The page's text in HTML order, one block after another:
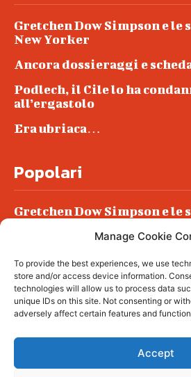
Manage Cookie
To provide the best experiences, we use
store and/or access device information.
technologies will allow us to process data
unique IDs on this site. Not consenting or
adversely affect certain features and
Accept
Gretchen Dow Simpson e le
New Yorker
Ancora dossieraggi e
Podlech, il Cile lo ha
all’ergastolo
Era ubriaca…
Popolari
Gretchen Dow Simpson e le
Podlech, il Cile lo ha
all’ergastolo
Era ubriaca…